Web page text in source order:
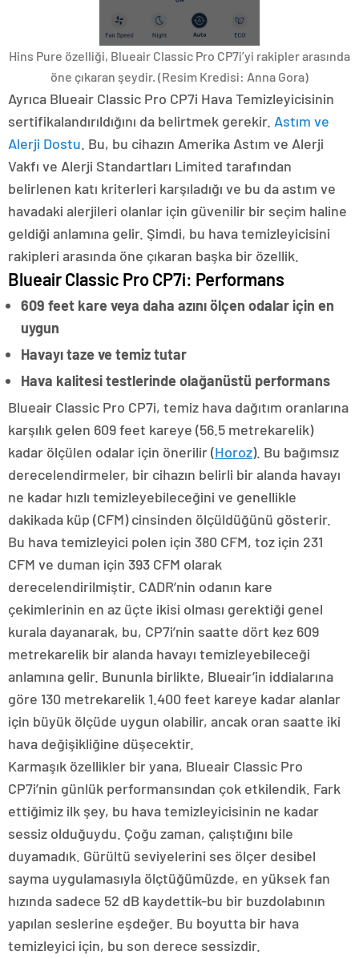
Hins Pure özelliği, Blueair Classic Pro CP7i’yi rakipler arasında
öne çıkaran şeydir. (Resim Kredisi: Anna Gora)
Ayrıca Blueair Classic Pro CP7i Hava Temizleyicisinin
sertifikalandırıldığını da belirtmek gerekir. Astım ve
Alerji Dostu . Bu, bu cihazın Amerika Astım ve Alerji
Vakfı ve Alerji Standartları Limited tarafından
belirlenen katı kriterleri karşıladığı ve bu da astım ve
havadaki alerjileri olanlar için güvenilir bir seçim haline
geldiği anlamına gelir. Şimdi, bu hava temizleyicisini
rakipleri arasında öne çıkaran başka bir özellik.
Blueair Classic Pro CP7i: Performans
609 feet kare veya daha azını ölçen odalar için en
uygun
Havayı taze ve temiz tutar
Hava kalitesi testlerinde olağanüstü performans
Blueair Classic Pro CP7i, temiz hava dağıtım oranlarına
karşılık gelen 609 feet kareye (56.5 metrekarelik)
kadar ölçülen odalar için önerilir (Horoz). Bu bağımsız
derecelendirmeler, bir cihazın belirli bir alanda havayı
ne kadar hızlı temizleyebileceğini ve genellikle
dakikada küp (CFM) cinsinden ölçüldüğünü gösterir.
Bu hava temizleyici polen için 380 CFM, toz için 231
CFM ve duman için 393 CFM olarak
derecelendirilmiştir. CADR’nin odanın kare
çekimlerinin en az üçte ikisi olması gerektiği genel
kurala dayanarak, bu, CP7i’nin saatte dört kez 609
metrekarelik bir alanda havayı temizleyebileceği
anlamına gelir. Bununla birlikte, Blueair’in iddialarına
göre 130 metrekarelik 1.400 feet kareye kadar alanlar
için büyük ölçüde uygun olabilir, ancak oran saatte iki
hava değişikliğine düşecektir.
Karmaşık özellikler bir yana, Blueair Classic Pro
CP7i’nin günlük performansından çok etkilendik. Fark
ettiğimiz ilk şey, bu hava temizleyicisinin ne kadar
sessiz olduğuydu. Çoğu zaman, çalıştığını bile
duyamadık. Gürültü seviyelerini ses ölçer desibel
sayma uygulamasıyla ölçtüğümüzde, en yüksek fan
hızında sadece 52 dB kaydettik-bu bir buzdolabının
yapılan seslerine eşdeğer. Bu boyutta bir hava
temizleyici için, bu son derece sessizdir.